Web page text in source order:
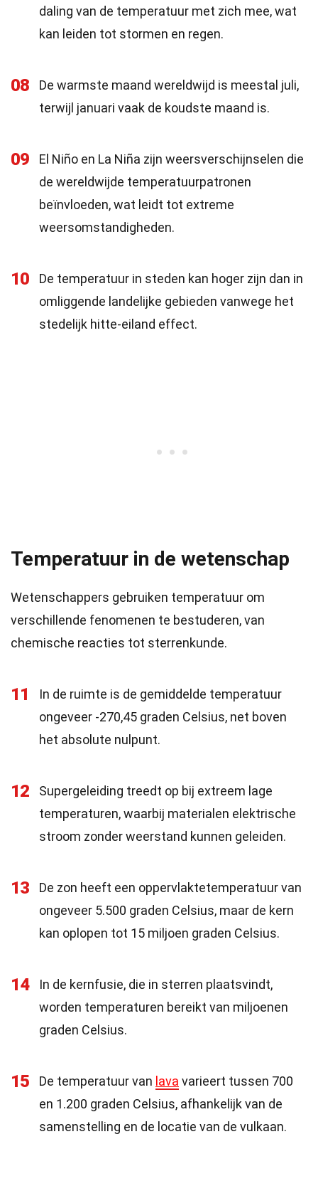
daling van de temperatuur met zich mee, wat
kan leiden tot stormen en regen.
08
De warmste maand wereldwijd is meestal juli,
terwijl januari vaak de koudste maand is.
09
El Niño en La Niña zijn weersverschijnselen die
de wereldwijde temperatuurpatronen
beïnvloeden, wat leidt tot extreme
weersomstandigheden.
10
De temperatuur in steden kan hoger zijn dan in
omliggende landelijke gebieden vanwege het
stedelijk hitte-eiland effect.
Temperatuur in de wetenschap
Wetenschappers gebruiken temperatuur om
verschillende fenomenen te bestuderen, van
chemische reacties tot sterrenkunde.
11
In de ruimte is de gemiddelde temperatuur
ongeveer -270,45 graden Celsius, net boven
het absolute nulpunt.
12
Supergeleiding treedt op bij extreem lage
temperaturen, waarbij materialen elektrische
stroom zonder weerstand kunnen geleiden.
13
De zon heeft een oppervlaktetemperatuur van
ongeveer 5.500 graden Celsius, maar de kern
kan oplopen tot 15 miljoen graden Celsius.
14
In de kernfusie, die in sterren plaatsvindt,
worden temperaturen bereikt van miljoenen
graden Celsius.
15 De temperatuur van lava varieert tussen 700
en 1.200 graden Celsius, afhankelijk van de
samenstelling en de locatie van de vulkaan.